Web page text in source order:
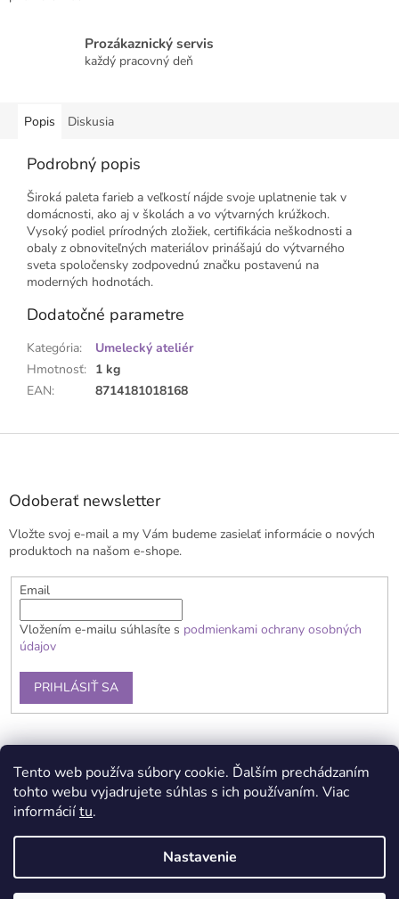
Tento web používa súbory cookie. Ďalším prechádzaním
tohto webu vyjadrujete súhlas s ich používaním. Viac
informáciítu.
Nastavenie
Prozákaznický servis
každý pracovný deň
Popis Diskusia
Podrobný popis
Široká paleta farieb a veľkostí nájde svoje uplatnenie tak v
domácnosti, ako aj v školách a vo výtvarných krúžkoch.
Vysoký podiel prírodných zložiek, certifikácia neškodnosti a
obaly z obnoviteľných materiálov prinášajú do výtvarného
sveta spoločensky zodpovednú značku postavenú na
moderných hodnotách.
Dodatočné parametre
Kategória:
Umelecký ateliér
Hmotnosť: 1 kg
EAN: 8714181018168
Z
Odoberať newsletter
Vložte svoj e-mail a my Vám budeme zasielať informácie o nových
produktoch na našom e-shope.
Email
Vložením e-mailu súhlasíte s podmienkami ochrany osobných
údajov
PRIHLÁSIŤ SA
Kontaky Podmienky ochrany osobných údajov
Vytvoril Shoptet